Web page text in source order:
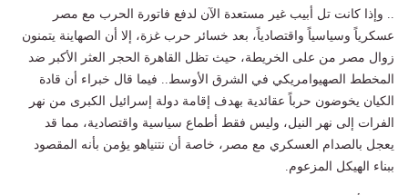
.. وإذا كانت تل أبيب غير مستعدة الآن لدفع فاتورة الحرب مع مصر
عسكرياً وسياسياً واقتصادياً، بعد خسائر حرب غزة، إلا أن الصهاينة يتمنون
زوال مصر من على الخريطة، حيث تظل القاهرة الحجر العثر الأكبر ضد
المخطط الصهيوامريكي في الشرق الأوسط.. فيما قال خبراء أن قادة
الكيان يخوضون حرباً عقائدية بهدف إقامة دولة إسرائيل الكبرى من نهر
الفرات إلى نهر النيل، وليس فقط أطماع سياسية واقتصادية، مما قد
يعجل بالصدام العسكري مع مصر، خاصة أن نتنياهو يؤمن بأنه المقصود
ببناء الهيكل المزعوم.